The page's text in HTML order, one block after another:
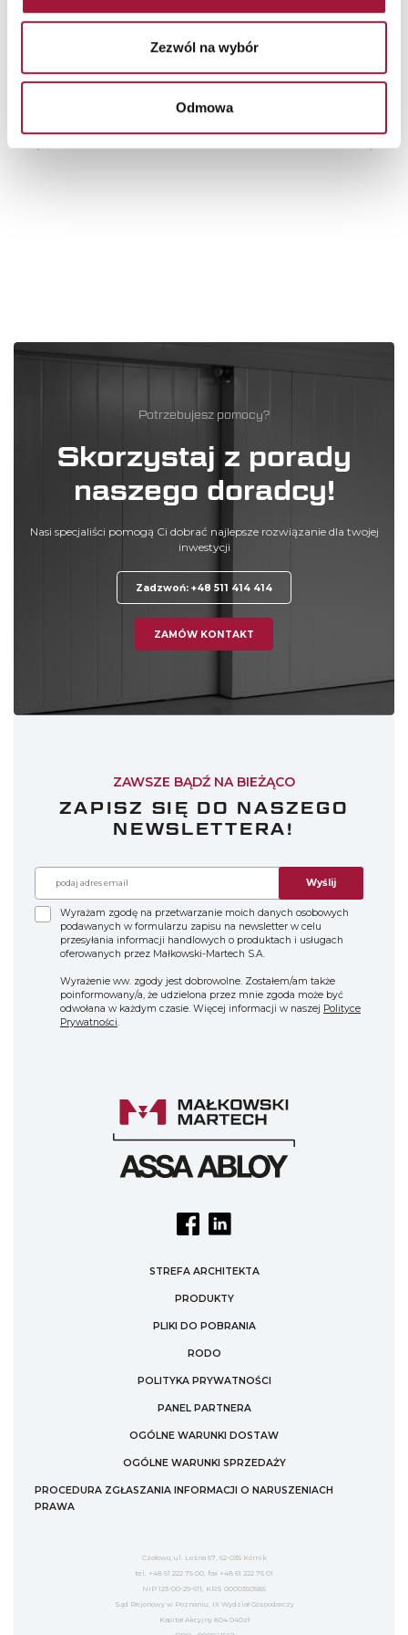
Zezwól na wybór
Odmowa
Warszawa
Stadion Narodowy
Ten nowoczesny obiekt sportowy może
osób, których bezpieczna ewakuacja jest
priorytetem...
Potrzebujesz pomocy?
Skorzystaj z porady
naszego doradcy!
Nasi specjaliści pomogą Ci dobrać najlepsze rozwiązanie dla twojej
inwestycji
Zadzwoń: +48 511 414 414
ZAMÓW KONTAKT
ZAWSZE BĄDŹ NA BIEŻĄCO
ZAPISZ SIĘ DO NASZEGO
NEWSLETTERA!
Wyślij
Wyrażam zgodę na przetwarzanie moich danych osobowych
podawanych w formularzu zapisu na newsletter w celu
przesyłania informacji handlowych o produktach i usługach
oferowanych przez Małkowski-Martech S.A.
Wyrażenie ww. zgody jest dobrowolne. Zostałem/am także
poinformowany/a, że udzielona przez mnie zgoda może być
odwołana w każdym czasie. Więcej informacji w naszej Polityce
Prywatności.
STREFA ARCHITEKTA
PRODUKTY
PLIKI DO POBRANIA
RODO
POLITYKA PRYWATNOŚCI
PANEL PARTNERA
OGÓLNE WARUNKI DOSTAW
OGÓLNE WARUNKI SPRZEDAŻY
PROCEDURA ZGŁASZANIA INFORMACJI O NARUSZENIACH
PRAWA
Czołowo, ul. Leśna 57, 62-035 Kórnik
tel. +48 61 222 75 00, fax +48 61 222 75 01
NIP 123-00-29-611, KRS 0000350585
Sąd Rejonowy w Poznaniu, IX Wydział Gospodarczy
Kapitał Akcyjny 804 040zł